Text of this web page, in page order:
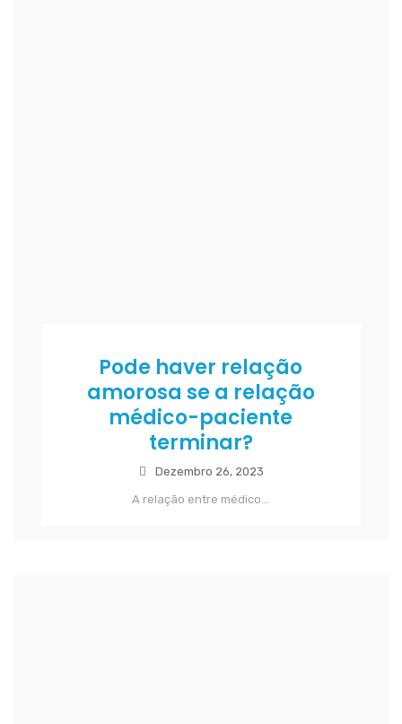
Pode haver relação
amorosa se a relação
médico-paciente
terminar?
Dezembro 26, 2023
A relação entre médico...